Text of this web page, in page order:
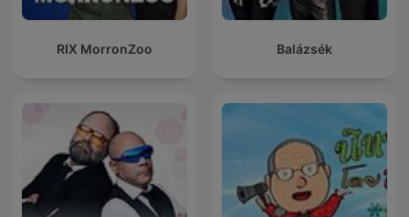
RIX MorronZoo Balázsék